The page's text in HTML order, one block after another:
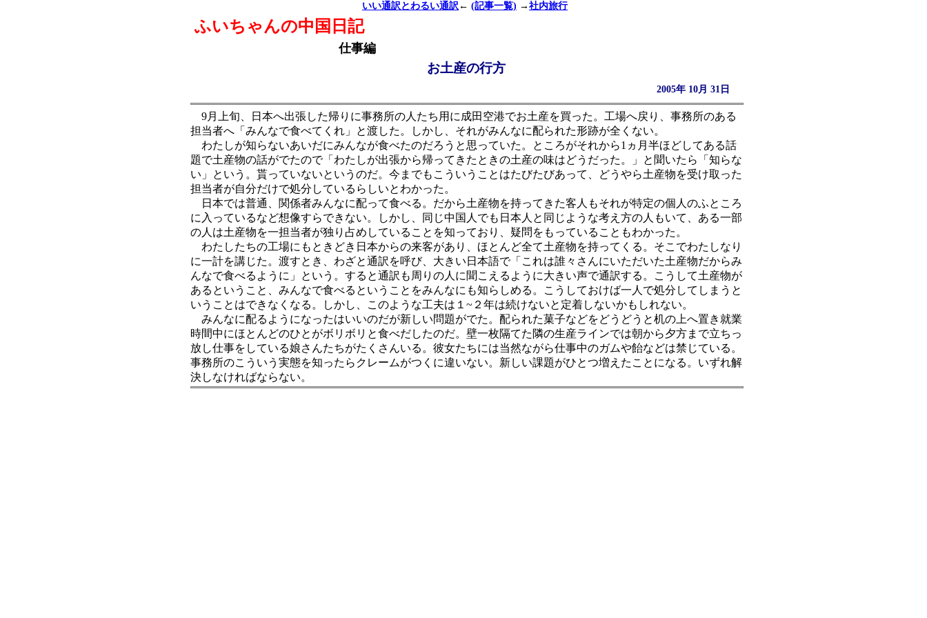
いい通訳とわるい通訳 ← (記事一覧) → 社内旅行
ふいちゃんの中国日記
仕事編
お土産の行方
2005年 10月 31日
9月上旬、日本へ出張した帰りに事務所の人たち用に成田空港でお土産を買った。工場へ戻り、事務所のある
担当者へ「みんなで食べてくれ」と渡した。しかし、それがみんなに配られた形跡が全くない。
わたしが知らないあいだにみんなが食べたのだろうと思っていた。ところがそれから1ヵ月半ほどしてある話
題で土産物の話がでたので「わたしが出張から帰ってきたときの土産の味はどうだった。」と聞いたら「知らな
い」という。貰っていないというのだ。今までもこういうことはたびたびあって、どうやら土産物を受け取った
担当者が自分だけで処分しているらしいとわかった。
日本では普通、関係者みんなに配って食べる。だから土産物を持ってきた客人もそれが特定の個人のふところ
に入っているなど想像すらできない。しかし、同じ中国人でも日本人と同じような考え方の人もいて、ある一部
の人は土産物を一担当者が独り占めしていることを知っており、疑問をもっていることもわかった。
わたしたちの工場にもときどき日本からの来客があり、ほとんど全て土産物を持ってくる。そこでわたしなり
に一計を講じた。渡すとき、わざと通訳を呼び、大きい日本語で「これは誰々さんにいただいた土産物だからみ
んなで食べるように」という。すると通訳も周りの人に聞こえるように大きい声で通訳する。こうして土産物が
あるということ、みんなで食べるということをみんなにも知らしめる。こうしておけば一人で処分してしまうと
いうことはできなくなる。しかし、このような工夫は１~２年は続けないと定着しないかもしれない。
みんなに配るようになったはいいのだが新しい問題がでた。配られた菓子などをどうどうと机の上へ置き就業
時間中にほとんどのひとがボリボリと食べだしたのだ。壁一枚隔てた隣の生産ラインでは朝から夕方まで立ちっ
放し仕事をしている娘さんたちがたくさんいる。彼女たちには当然ながら仕事中のガムや飴などは禁じている。
事務所のこういう実態を知ったらクレームがつくに違いない。新しい課題がひとつ増えたことになる。いずれ解
決しなければならない。